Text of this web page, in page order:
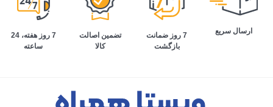
ارسال سریع
7 روز ضمانت
بازگشت
تضمین اصالت
کالا
7 روز هفته، 24
ساعته